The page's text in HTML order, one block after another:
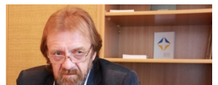
ТЕЛЕПРОЕКТ КРЫМ.РЕАЛИИ
СОВЕТЫ ПРАВОЗАЩИТНИКОВ
ПРОПАВШИЕ БЕЗ ВЕСТИ
ПОБЕДИТЕЛЕЙ НЕ СУДЯТ?
КРЫМ.НЕПОКОРЕННЫЙ
Українською
Qırımtatar
ПРИСОЕДИНЯЙТЕСЬ!